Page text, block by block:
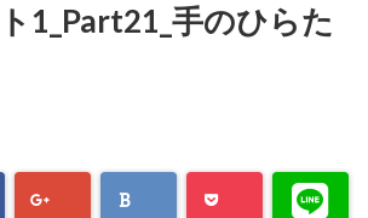
1_Part21_手のひらた